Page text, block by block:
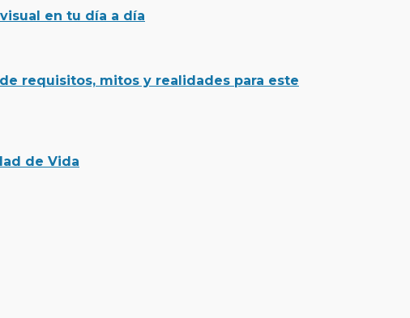
en tu día a día
requisitos, mitos y realidades para este
de Vida